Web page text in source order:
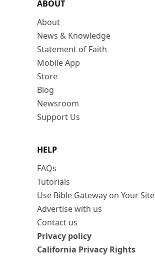
ABOUT
About
News & Knowledge
Statement of Faith
Mobile App
Store
Blog
Newsroom
Support Us
HELP
FAQs
Tutorials
Use Bible Gateway on Your Site
Advertise with us
Contact us
Privacy policy
California Privacy Rights